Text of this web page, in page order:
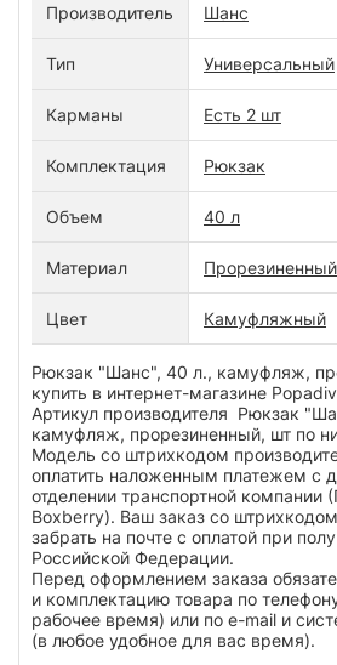
Производитель Шанс
Тип Универсальный
Карманы Есть 2 шт
Комплектация Рюкзак
Объем 40 л
Материал
Цвет Камуфляжный
Рюкзак "Шанс", 40 л., камуфляж,
купить в интернет-магазине
Артикул производителя Рюкзак
камуфляж, прорезиненный, шт по
Модель со штрихкодом
оплатить наложенным платежем с
отделении транспортной
Boxberry). Ваш заказ со
забрать на почте с оплатой при
Российской Федерации.
Перед оформлением заказа
и комплектацию товара по
рабочее время) или по e-mail и
(в любое удобное для вас время).